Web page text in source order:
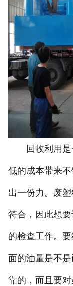
回收利用是
低的成本带来
出一份力。废
符合，因此想
的检查工作。
面的油量是不
靠的，而且要对